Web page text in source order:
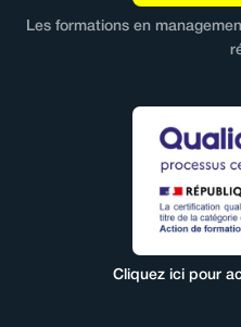
Les formations en
Cliquez ici pour